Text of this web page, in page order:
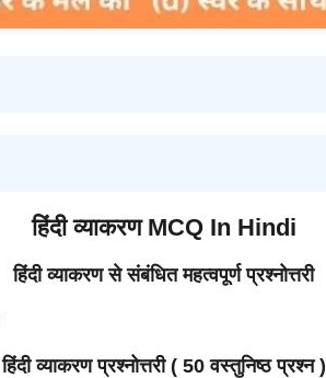
हिंदी व्याकरण MCQ In Hindi
हिंदी व्याकरण से संबंधित महत्वपूर्ण प्रश्नोत्तरी
हिंदी व्याकरण प्रश्नोत्तरी ( 50 वस्तुनिष्ठ प्रश्न )